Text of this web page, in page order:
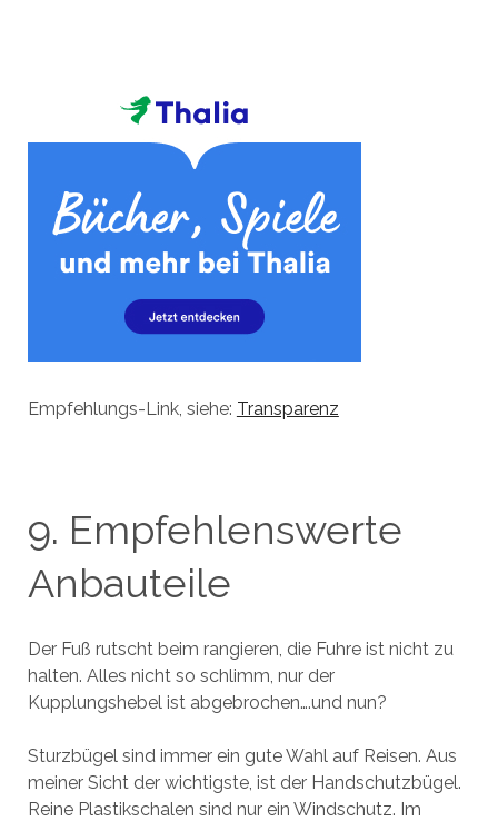
Empfehlungs-Link, siehe: Transparenz
9. Empfehlenswerte
Anbauteile
Der Fuß rutscht beim rangieren, die Fuhre ist nicht zu
halten. Alles nicht so schlimm, nur der
Kupplungshebel ist abgebrochen….und nun?
Sturzbügel sind immer ein gute Wahl auf Reisen. Aus
meiner Sicht der wichtigste, ist der Handschutzbügel.
Reine Plastikschalen sind nur ein Windschutz. Im